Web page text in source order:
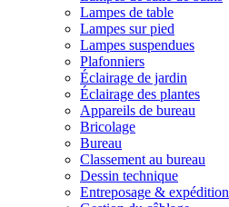
Lampes de table
Lampes sur pied
Lampes suspendues
Plafonniers
Éclairage de jardin
Éclairage des plantes
Appareils de bureau
Bricolage
Bureau
Classement au bureau
Dessin technique
Entreposage & expédition